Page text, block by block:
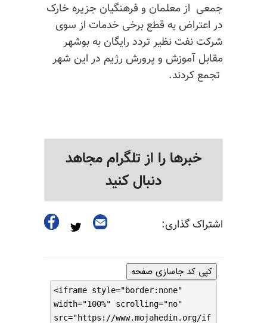
جمعی از معلمان و فرهنگیان جزیره خارک
در اعتراض به قطع برخی خدمات از سوی
شرکت نفت نظیر تردد رایگان به بوشهر
مقابل آموزش و پرورش رژیم در این شهر
تجمع کردند.
خبرها را از تلگرام مجاهد
دنبال کنید
اشتراک گذاری:
کپی کد جاسازی صفحه
<iframe style="border:none"
width="100%" scrolling="no"
src="https://www.mojahedin.org/if